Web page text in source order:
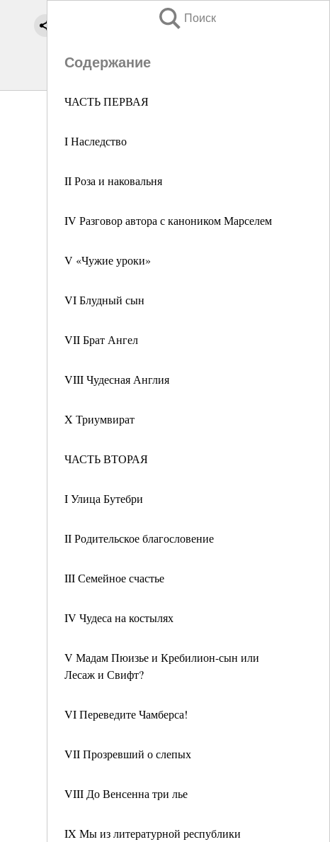
Поиск
Содержание
ЧАСТЬ ПЕРВАЯ
I Наследство
II Роза и наковальня
IV Разговор автора с каноником Марселем
V «Чужие уроки»
VI Блудный сын
VII Брат Ангел
VIII Чудесная Англия
X Триумвират
ЧАСТЬ ВТОРАЯ
I Улица Бутебри
II Родительское благословение
III Семейное счастье
IV Чудеса на костылях
V Мадам Пюизье и Кребилион-сын или
Лесаж и Свифт?
VI Переведите Чамберса!
VII Прозревший о слепых
VIII До Венсенна три лье
IX Мы из литературной республики